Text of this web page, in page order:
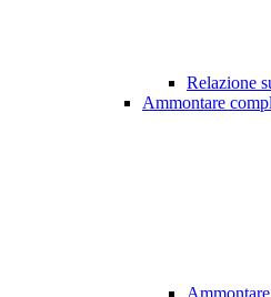
Relazione
Ammontare